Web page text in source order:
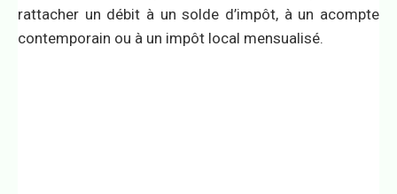
rattacher un débit à un solde d’impôt, à un acompte
contemporain ou à un impôt local mensualisé.